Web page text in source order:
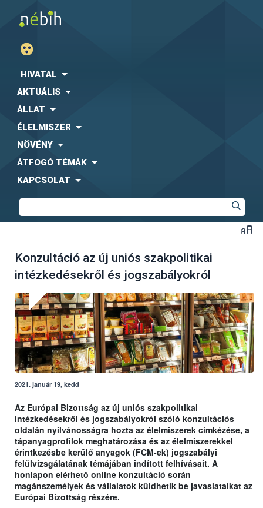
HIVATAL
AKTUÁLIS
ÁLLAT
ÉLELMISZER
NÖVÉNY
ÁTFOGÓ TÉMÁK
KAPCSOLAT
Konzultáció az új uniós szakpolitikai
intézkedésekről és jogszabályokról
2021. január 19, kedd
Az Európai Bizottság az új uniós szakpolitikai
intézkedésekről és jogszabályokról szóló konzultációs
oldalán nyilvánosságra hozta az élelmiszerek címkézése, a
tápanyagprofilok meghatározása és az élelmiszerekkel
érintkezésbe kerülő anyagok (FCM-ek) jogszabályi
felülvizsgálatának témájában indított felhívásait. A
honlapon elérhető online konzultáció során
magánszemélyek és vállalatok küldhetik be javaslataikat az
Európai Bizottság részére.